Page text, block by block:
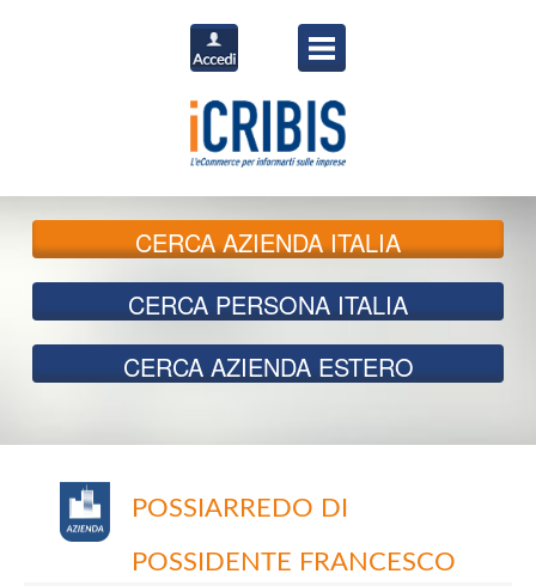
CERCAAZIENDA ITALIA
CERCA PERSONA ITALIA
CERCA AZIENDA ESTERO
POSSIARREDO DI
POSSIDENTE FRANCESCO